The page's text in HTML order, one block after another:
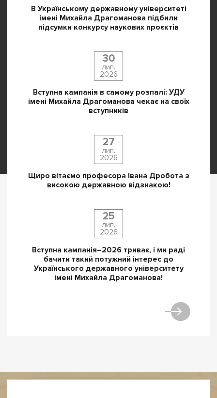
В Українському державному університеті
імені Михайла Драгоманова підбили
підсумки конкурсу наукових проєктів
30
лип.
2026
Вступна кампанія в самому розпалі: УДУ
імені Михайла Драгоманова чекає на своїх
вступників
27
лип.
2026
Щиро вітаємо професора Івана Дробота з
високою державною відзнакою!
25
лип.
2026
Вступна кампанія–2026 триває, і ми раді
бачити такий потужний інтерес до
Українського державного університету
імені Михайла Драгоманова!